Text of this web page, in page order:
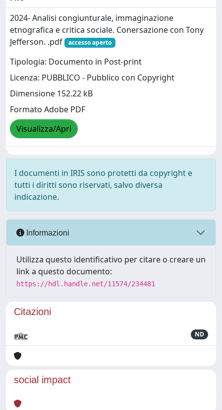
2024- Analisi congiunturale, immaginazione
etnografica e critica sociale. Conersazione con Tony
Jefferson. .pdf
accesso aperto
Tipologia: Documento in Post-print
Licenza: PUBBLICO - Pubblico con Copyright
Dimensione 152.22 kB
Formato Adobe PDF
Visualizza/Apri
I documenti in IRIS sono protetti da copyright e
tutti i diritti sono riservati, salvo diversa
indicazione.
Informazioni
Utilizza questo identificativo per citare o creare un
link a questo documento:
https://hdl.handle.net/11574/234481
Citazioni
ND
social impact